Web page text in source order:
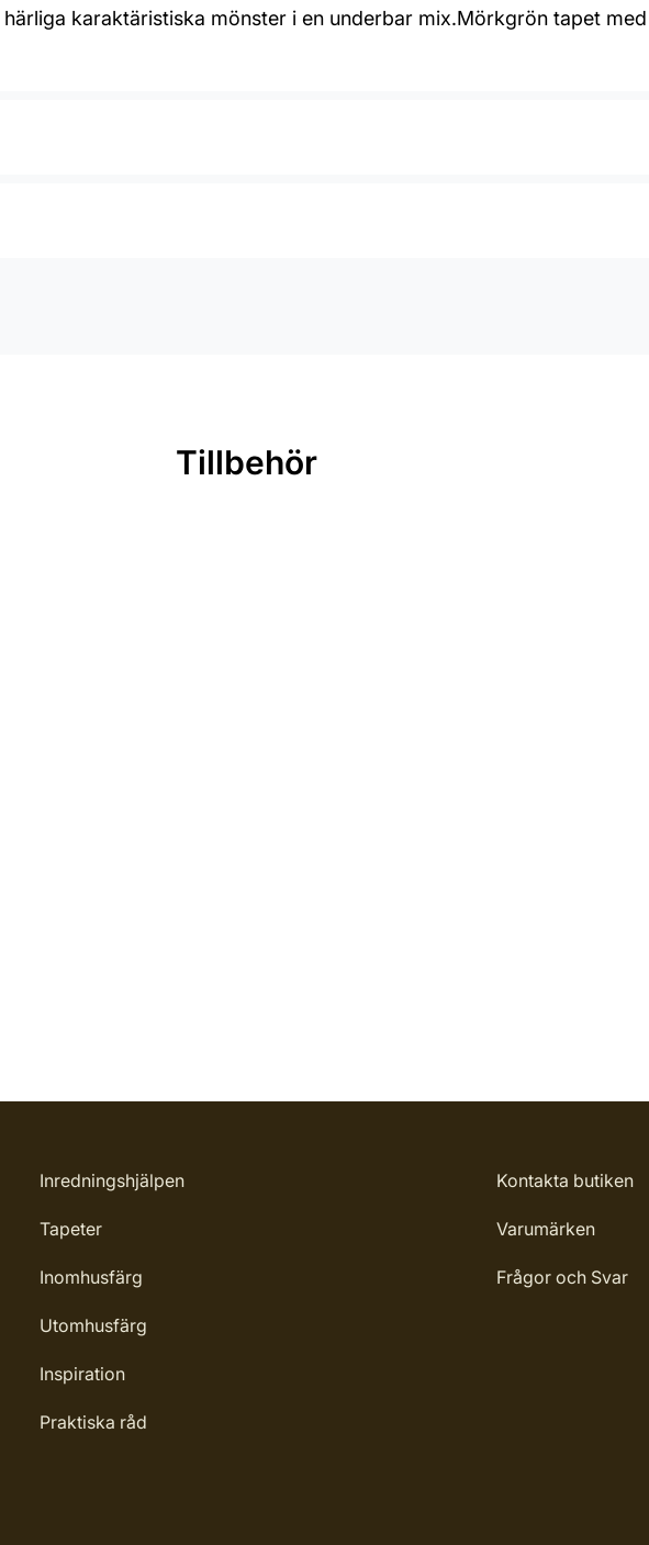
karaktäristiska mönster i en underbar mix.Mörkgrön tapet
Tillbehör
Inredningshjälpen
Tapeter
Inomhusfärg
Utomhusfärg
Inspiration
Praktiska råd
Kontakta butiken
Varumärken
Frågor och Svar